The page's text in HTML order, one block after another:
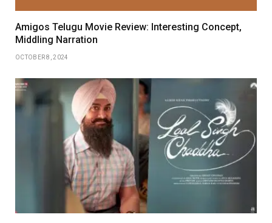
Amigos Telugu Movie Review: Interesting Concept,
Middling Narration
OCTOBER 8, 2024